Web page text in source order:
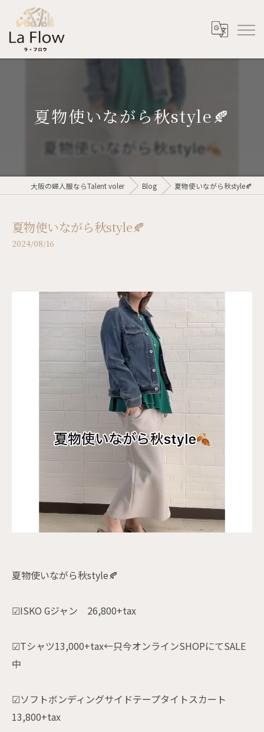
夏物使いながら秋style🍂
大阪の婦人服ならTalent voler Blog 夏物使いながら秋style🍂
夏物使いながら秋style🍂
2024/08/16
夏物使いながら秋style🍂
☑ISKO Gジャン 26,800+tax
☑︎Tシャツ13,000+tax←只今オンラインSHOPにてSALE
中
☑︎ソフトボンディングサイドテープタイトスカート
13,800+tax